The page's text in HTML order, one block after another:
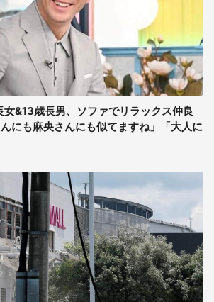
&13歳長男、ソファでリラックス仲良
にも麻央さんにも似てますね」「大人に